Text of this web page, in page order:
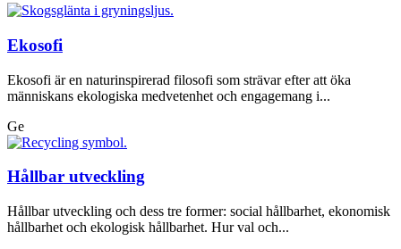
Ekosofi
Ekosofi är en naturinspirerad filosofi som strävar efter att öka
människans ekologiska medvetenhet och engagemang i...
Ge
Hållbar utveckling
Hållbar utveckling och dess tre former: social hållbarhet, ekonomisk
hållbarhet och ekologisk hållbarhet. Hur val och...